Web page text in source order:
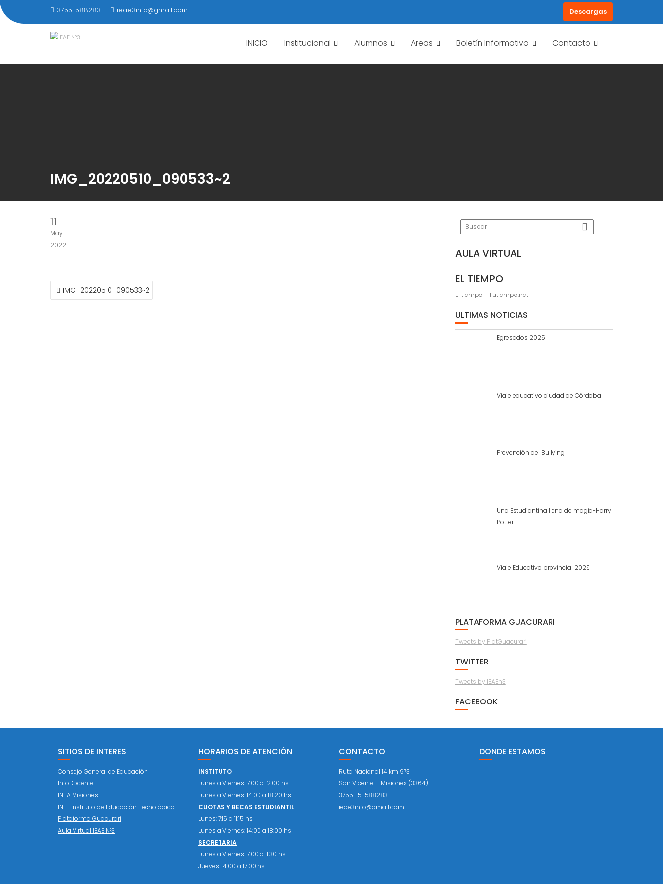
Saltar
al
3755-588283 ieae3info@gmail.com Descargas
INICIO Institucional Alumnos Areas Boletín Informativo Contacto
IMG_20220510_090533~2
11
May
2022
NAVEGACIÓN
DEIMG_20220510_090533~2
AULA VIRTUAL
EL TIEMPO
El tiempo - Tutiempo.net
ULTIMAS NOTICIAS
Egresados 2025
Viaje educativo ciudad de Córdoba
Prevención del Bullying
Una Estudiantina llena de magia-Harry
Potter
Viaje Educativo provincial 2025
PLATAFORMA GUACURARI
Tweets by PlatGuacurari
TWITTER
Tweets by IEAEn3
FACEBOOK
SITIOS DE INTERES
Consejo General de Educación
InfoDocente
INTA Misiones
INET Instituto de Educación Tecnológica
Plataforma Guacurari
Aula Virtual IEAE N°3
HORARIOS DE ATENCIÓN
INSTITUTO
Lunes a Viernes: 7:00 a 12:00 hs
Lunes a Viernes: 14:00 a 18:20 hs
CUOTAS Y BECAS ESTUDIANTIL
Lunes: 7:15 a 11:15 hs
Lunes a Viernes: 14:00 a 18:00 hs
SECRETARIA
Lunes a Viernes: 7:00 a 11:30 hs
Jueves: 14:00 a 17:00 hs
CONTACTO
Ruta Nacional 14 km 973
San Vicente – Misiones (3364)
3755-15-588283
ieae3info@gmail.com
DONDE ESTAMOS